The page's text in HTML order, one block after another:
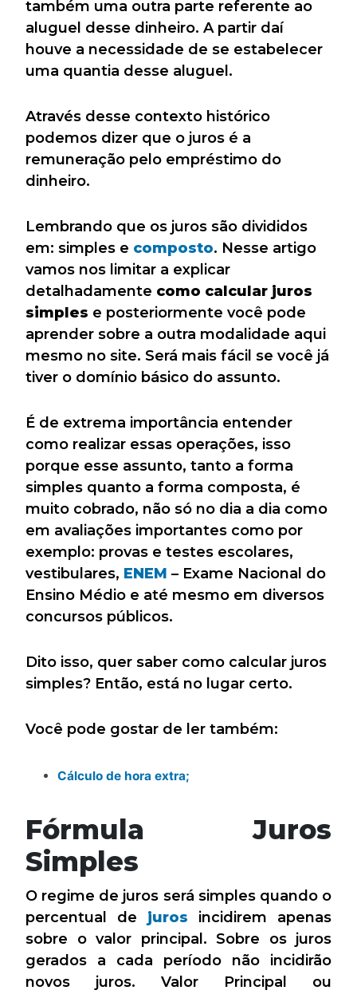
também uma outra parte referente ao
aluguel desse dinheiro. A partir daí
houve a necessidade de se estabelecer
uma quantia desse aluguel.
Através desse contexto histórico
podemos dizer que o juros é a
remuneração pelo empréstimo do
dinheiro.
Lembrando que os juros são divididos
em: simples e composto. Nesse artigo
vamos nos limitar a explicar
detalhadamente como calcular juros
simples e posteriormente você pode
aprender sobre a outra modalidade aqui
mesmo no site. Será mais fácil se você já
tiver o domínio básico do assunto.
É de extrema importância entender
como realizar essas operações, isso
porque esse assunto, tanto a forma
simples quanto a forma composta, é
muito cobrado, não só no dia a dia como
em avaliações importantes como por
exemplo: provas e testes escolares,
vestibulares, ENEM – Exame Nacional do
Ensino Médio e até mesmo em diversos
concursos públicos.
Dito isso, quer saber como calcular juros
simples? Então, está no lugar certo.
Você pode gostar de ler também:
Cálculo de hora extra;
Fórmula Juros
Simples
O regime de juros será simples quando o
percentual de juros incidirem apenas
sobre o valor principal. Sobre os juros
gerados a cada período não incidirão
novos juros. Valor Principal ou